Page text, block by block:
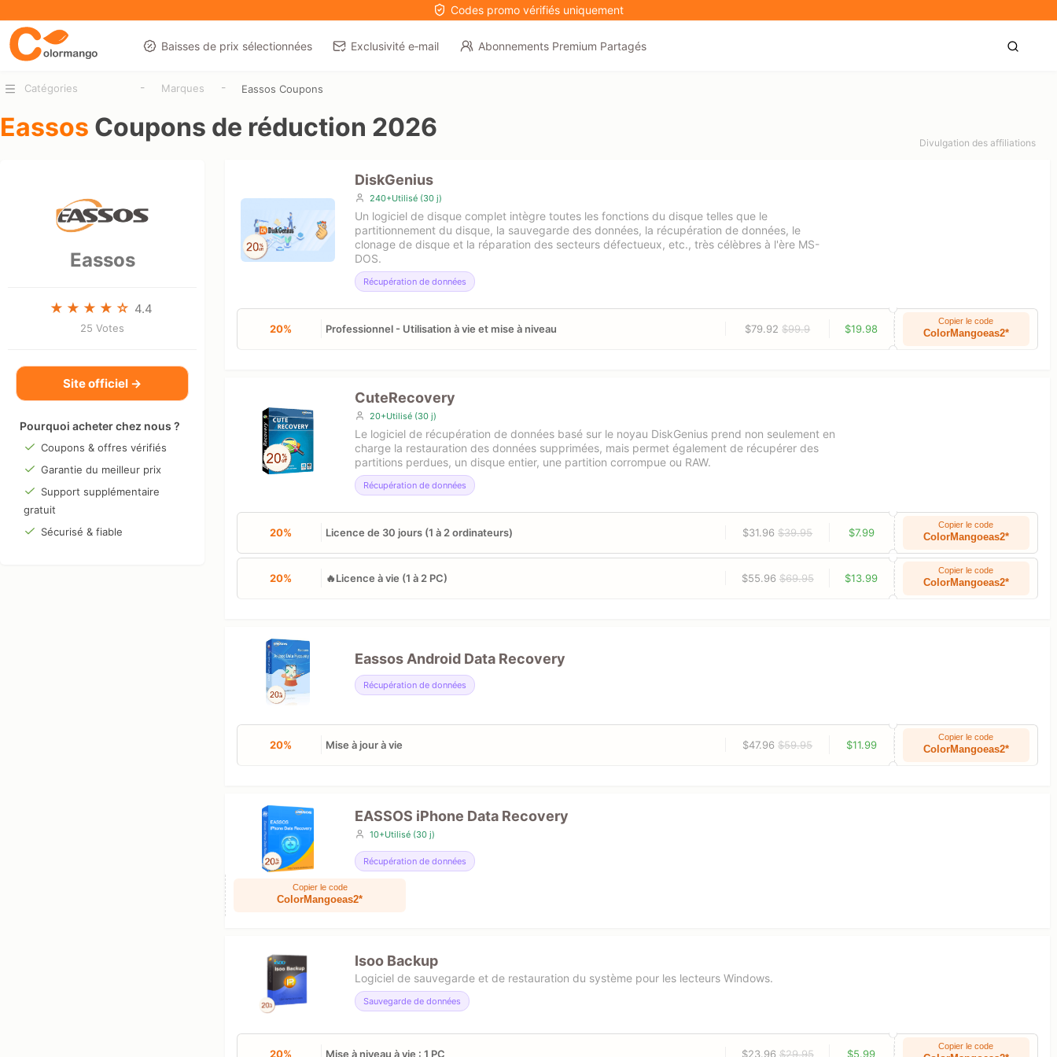
Codes promo vérifiés uniquement
Baisses de prix sélectionnées Exclusivité e‑mail Abonnements Premium Partagés
Catégories - Marques - Eassos Coupons
Eassos Coupons de réduction 2026
Divulgation des affiliations
Eassos
4.4
25 Votes
Site officiel →
Pourquoi acheter chez nous ?
Coupons & offres vérifiés
Garantie du meilleur prix
Support supplémentaire
gratuit
Sécurisé & fiable
DiskGenius
240+Utilisé (30 j)
Un logiciel de disque complet intègre toutes les fonctions du disque telles que le
partitionnement du disque, la sauvegarde des données, la récupération de données, le
clonage de disque et la réparation des secteurs défectueux, etc., très célèbres à l'ère MS-
DOS.
Récupération de données
20% Professionnel - Utilisation à vie et mise à niveau $79.92$99.9 $19.98
Copier le code
ColorMangoeas2*
CuteRecovery
20+Utilisé (30 j)
Le logiciel de récupération de données basé sur le noyau DiskGenius prend non seulement en
charge la restauration des données supprimées, mais permet également de récupérer des
partitions perdues, un disque entier, une partition corrompue ou RAW.
Récupération de données
20% Licence de 30 jours (1 à 2 ordinateurs) $31.96$39.95 $7.99
Copier le code
ColorMangoeas2*
20% 🔥Licence à vie (1 à 2 PC) $55.96 $69.95 $13.99
Copier le code
ColorMangoeas2*
Eassos Android Data Recovery
Récupération de données
20% Mise à jour à vie $47.96$59.95 $11.99
Copier le code
ColorMangoeas2*
EASSOS iPhone Data Recovery
10+Utilisé (30 j)
Récupération de données
Copier le code
ColorMangoeas2*
Isoo Backup
Logiciel de sauvegarde et de restauration du système pour les lecteurs Windows.
Sauvegarde de données
20% Mise à niveau à vie : 1 PC $23.96 $29.95 $5.99
Copier le code